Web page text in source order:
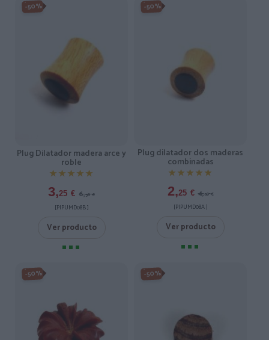
-50%
Plug Dilatador madera arce y
roble
★★★★★
★★★★★
3,25 € 6,50 €
[PIPUMD08B ]
Ver producto
-50%
Plug dilatador dos maderas
combinadas
★★★★★
★★★★★
2,25 € 4,50 €
[PIPUMD08A ]
Ver producto
-50% -50%